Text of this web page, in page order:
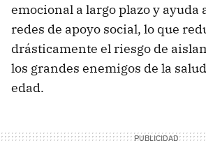
emocional a largo plazo y ayuda
redes de apoyo social, lo que
drásticamente el riesgo de
los grandes enemigos de la
edad.